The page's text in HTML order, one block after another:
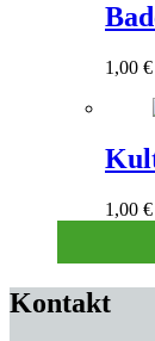
1,00 €
1,00 €
Kontakt